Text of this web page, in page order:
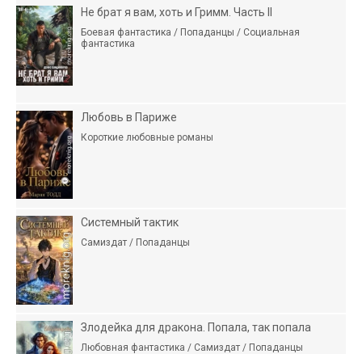
Не брат я вам, хоть и Гримм. Часть II
Боевая фантастика / Попаданцы / Социальная
фантастика
Любовь в Париже
Короткие любовные романы
Системный тактик
Самиздат / Попаданцы
Злодейка для дракона. Попала, так попала
Любовная фантастика / Самиздат / Попаданцы